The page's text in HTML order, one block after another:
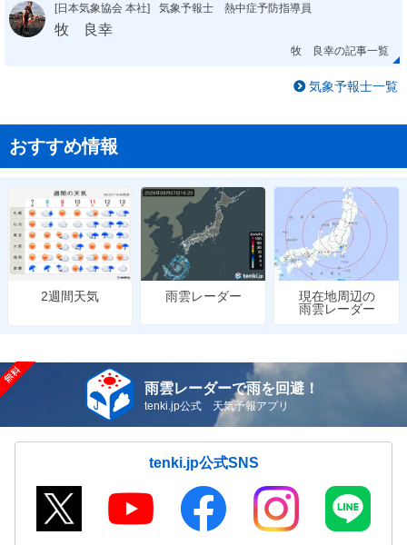
[日本気象協会 本社] 気象予報士 熱中症予防指導員
牧 良幸
牧 良幸の記事一覧
気象予報士一覧
おすすめ情報
2週間天気 雨雲レーダー
現在地周辺の
雨雲レーダー
雨雲レーダーで雨を回避！
tenki.jp公式 天気予報アプリ
tenki.jp公式SNS